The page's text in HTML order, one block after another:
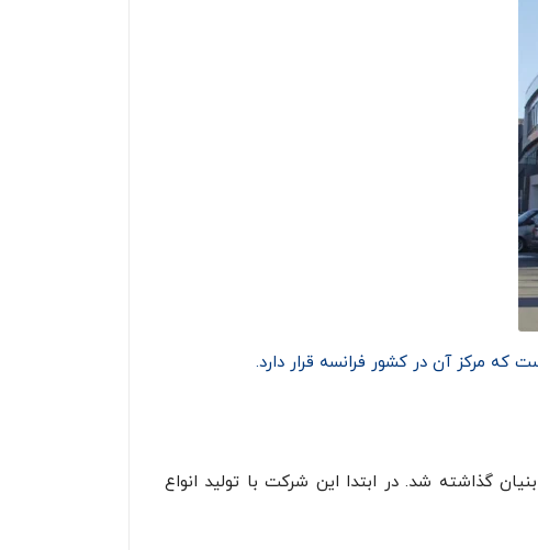
که مرکز آن در کشور فرانسه قرار دارد.
فرانسه بنیان گذاشته شد. در ابتدا این شرکت با تولید انواع